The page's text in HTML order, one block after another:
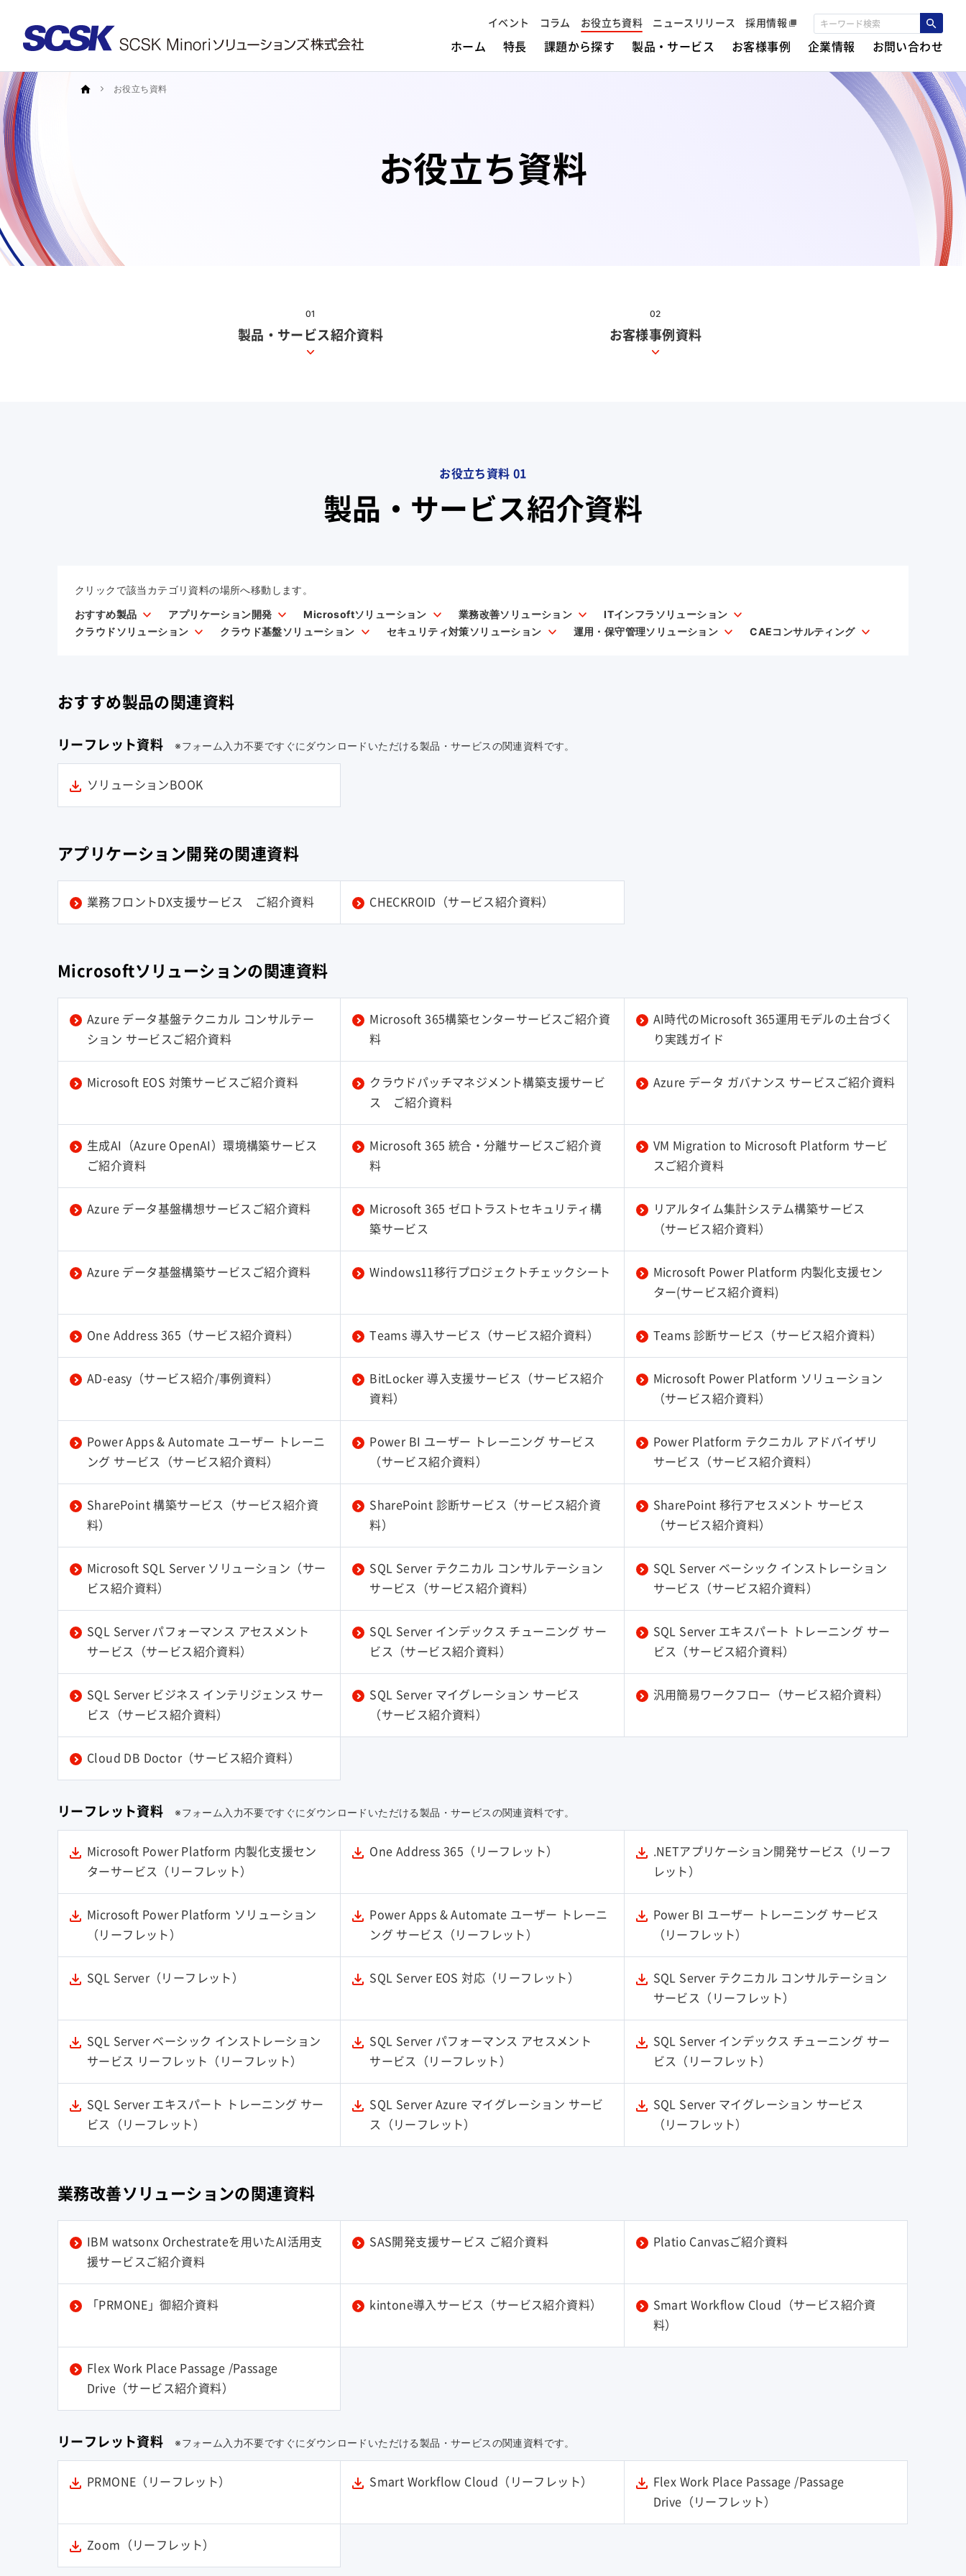
イベント コラム お役立ち資料 ニュースリリース 採用情報
ホーム 特長 課題から探す 製品・サービス お客様事例 企業情報 お問い合わせ
お役立ち資料
お役立ち資料
01
製品・サービス紹介資料
02
お客様事例資料
01 製品・サービス紹介資料
お役立ち資料 01
製品・サービス紹介資料
クリックで該当カテゴリ資料の場所へ移動します。
おすすめ製品
アプリケーション開発 Microsoftソリューション 業務改善ソリューション
ITインフラソリューション
クラウドソリューション
クラウド基盤ソリューション セキュリティ対策ソリューション 運用・保守管理ソリューション CAEコンサルティング
おすすめ製品の関連資料
リーフレット資料 ※フォーム入力不要ですぐにダウンロードいただける製品・サービスの関連資料です。
ソリューションBOOK
アプリケーション開発の関連資料
業務フロントDX支援サービス ご紹介資料 CHECKROID（サービス紹介資料）
Microsoftソリューションの関連資料
Azure データ基盤テクニカル コンサルテー
ション サービスご紹介資料
Microsoft 365構築センターサービスご紹介資
料
AI時代のMicrosoft 365運用モデルの土台づく
り実践ガイド
Microsoft EOS 対策サービスご紹介資料
クラウドパッチマネジメント構築支援サービ
ス ご紹介資料
Azure データ ガバナンス サービスご紹介資料
生成AI（Azure OpenAI）環境構築サービス
ご紹介資料
Microsoft 365 統合・分離サービスご紹介資
料
VM Migration to Microsoft Platform サービ
スご紹介資料
Azure データ基盤構想サービスご紹介資料
Microsoft 365 ゼロトラストセキュリティ構
築サービス
リアルタイム集計システム構築サービス
（サービス紹介資料）
Azure データ基盤構築サービスご紹介資料 Windows11移行プロジェクトチェックシート
Microsoft Power Platform 内製化支援セン
ター(サービス紹介資料)
One Address 365（サービス紹介資料） Teams 導入サービス（サービス紹介資料） Teams 診断サービス（サービス紹介資料）
AD-easy（サービス紹介/事例資料）
BitLocker 導入支援サービス（サービス紹介
資料）
Microsoft Power Platform ソリューション
（サービス紹介資料）
Power Apps & Automate ユーザー トレーニ
ング サービス（サービス紹介資料）
Power BI ユーザー トレーニング サービス
（サービス紹介資料）
Power Platform テクニカル アドバイザリ
サービス（サービス紹介資料）
SharePoint 構築サービス（サービス紹介資
料）
SharePoint 診断サービス（サービス紹介資
料）
SharePoint 移行アセスメント サービス
（サービス紹介資料）
Microsoft SQL Server ソリューション（サー
ビス紹介資料）
SQL Server テクニカル コンサルテーション
サービス（サービス紹介資料）
SQL Server ベーシック インストレーション
サービス（サービス紹介資料）
SQL Server パフォーマンス アセスメント
サービス（サービス紹介資料）
SQL Server インデックス チューニング サー
ビス（サービス紹介資料）
SQL Server エキスパート トレーニング サー
ビス（サービス紹介資料）
SQL Server ビジネス インテリジェンス サー
ビス（サービス紹介資料）
SQL Server マイグレーション サービス
（サービス紹介資料）
汎用簡易ワークフロー（サービス紹介資料）
Cloud DB Doctor（サービス紹介資料）
リーフレット資料 ※フォーム入力不要ですぐにダウンロードいただける製品・サービスの関連資料です。
Microsoft Power Platform 内製化支援セン
ターサービス（リーフレット）
One Address 365（リーフレット）
.NETアプリケーション開発サービス（リーフ
レット）
Microsoft Power Platform ソリューション
（リーフレット）
Power Apps & Automate ユーザー トレーニ
ング サービス（リーフレット）
Power BI ユーザー トレーニング サービス
（リーフレット）
SQL Server（リーフレット） SQL Server EOS 対応（リーフレット）
SQL Server テクニカル コンサルテーション
サービス（リーフレット）
SQL Server ベーシック インストレーション
サービス リーフレット（リーフレット）
SQL Server パフォーマンス アセスメント
サービス（リーフレット）
SQL Server インデックス チューニング サー
ビス（リーフレット）
SQL Server エキスパート トレーニング サー
ビス（リーフレット）
SQL Server Azure マイグレーション サービ
ス（リーフレット）
SQL Server マイグレーション サービス
（リーフレット）
業務改善ソリューションの関連資料
IBM watsonx Orchestrateを用いたAI活用支
援サービスご紹介資料
SAS開発支援サービス ご紹介資料 Platio Canvasご紹介資料
「PRMONE」御紹介資料 kintone導入サービス（サービス紹介資料）
Smart Workflow Cloud（サービス紹介資
料）
Flex Work Place Passage /Passage
Drive（サービス紹介資料）
リーフレット資料 ※フォーム入力不要ですぐにダウンロードいただける製品・サービスの関連資料です。
PRMONE（リーフレット） Smart Workflow Cloud（リーフレット）
Flex Work Place Passage /Passage
Drive（リーフレット）
Zoom（リーフレット）